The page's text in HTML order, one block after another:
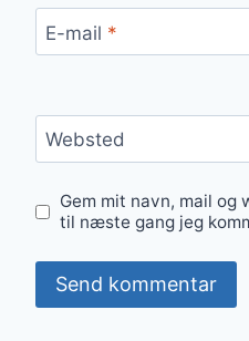
E-mail *
Websted
Gem mit navn, mail
til næste gang jeg